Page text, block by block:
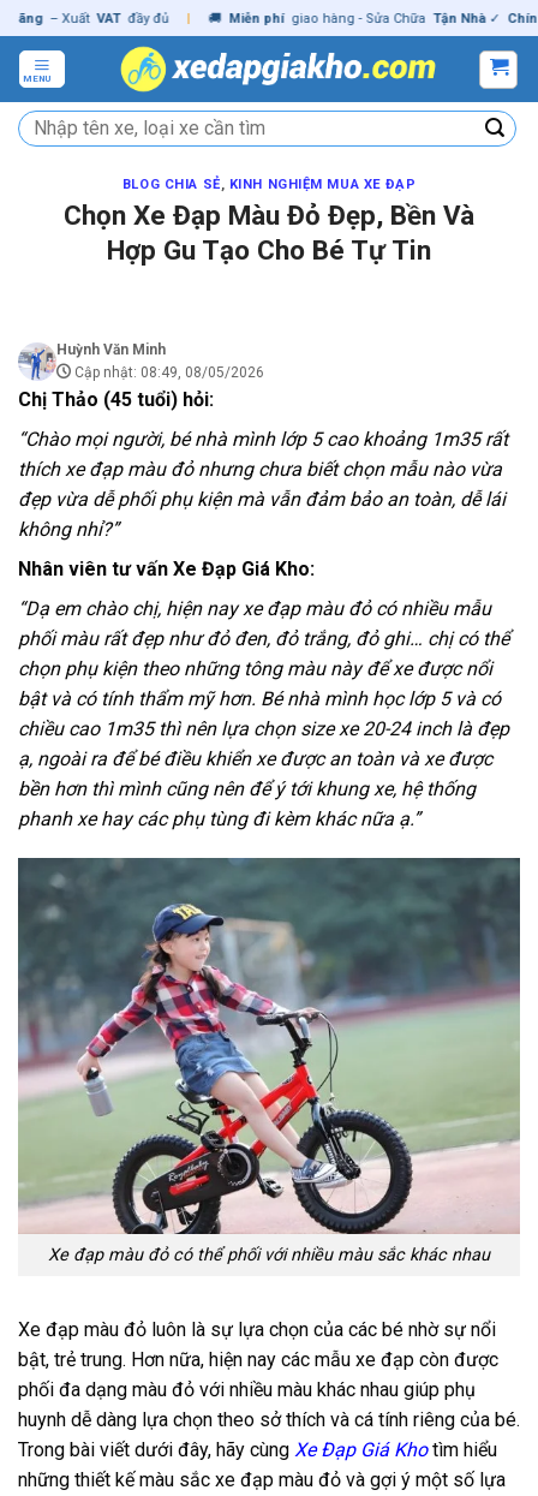
Skip
to
content
Xuất VAT đầy đủ | 🚚 Miễn phí giao hàng - Sửa Chữa Tận Nhà ✓ Chính hãng
MENU
Tìm
kiếm:
BLOG CHIA SẺ, KINH NGHIỆM MUA XE ĐẠP
Chọn Xe Đạp Màu Đỏ Đẹp, Bền Và
Hợp Gu Tạo Cho Bé Tự Tin
Huỳnh Văn Minh
Cập nhật: 08:49, 08/05/2026
Chị Thảo (45 tuổi) hỏi:
“Chào mọi người, bé nhà mình lớp 5 cao khoảng 1m35 rất
thích xe đạp màu đỏ nhưng chưa biết chọn mẫu nào vừa
đẹp vừa dễ phối phụ kiện mà vẫn đảm bảo an toàn, dễ lái
không nhỉ?”
Nhân viên tư vấn Xe Đạp Giá Kho:
“Dạ em chào chị, hiện nay xe đạp màu đỏ có nhiều mẫu
phối màu rất đẹp như đỏ đen, đỏ trắng, đỏ ghi… chị có thể
chọn phụ kiện theo những tông màu này để xe được nổi
bật và có tính thẩm mỹ hơn. Bé nhà mình học lớp 5 và có
chiều cao 1m35 thì nên lựa chọn size xe 20-24 inch là đẹp
ạ, ngoài ra để bé điều khiển xe được an toàn và xe được
bền hơn thì mình cũng nên để ý tới khung xe, hệ thống
phanh xe hay các phụ tùng đi kèm khác nữa ạ.”
Xe đạp màu đỏ có thể phối với nhiều màu sắc khác nhau
Xe đạp màu đỏ luôn là sự lựa chọn của các bé nhờ sự nổi
bật, trẻ trung. Hơn nữa, hiện nay các mẫu xe đạp còn được
phối đa dạng màu đỏ với nhiều màu khác nhau giúp phụ
huynh dễ dàng lựa chọn theo sở thích và cá tính riêng của bé.
Trong bài viết dưới đây, hãy cùng Xe Đạp Giá Khotìm hiểu
những thiết kế màu sắc xe đạp màu đỏ và gợi ý một số lựa